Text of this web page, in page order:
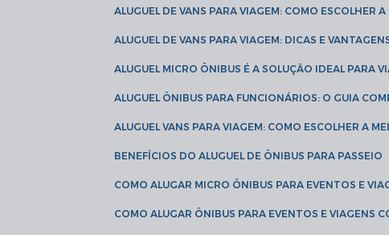
ALUGUEL DE VANS PARA VIAGEM: COMO ESCOLHER
ALUGUEL DE VANS PARA VIAGEM: DICAS E
ALUGUEL MICRO ÔNIBUS É A SOLUÇÃO IDEAL PARA
ALUGUEL ÔNIBUS PARA FUNCIONÁRIOS: O GUIA
ALUGUEL VANS PARA VIAGEM: COMO ESCOLHER A
BENEFÍCIOS DO ALUGUEL DE ÔNIBUS PARA PASSEIO
COMO ALUGAR MICRO ÔNIBUS PARA EVENTOS E
COMO ALUGAR ÔNIBUS PARA EVENTOS E VIAGENS